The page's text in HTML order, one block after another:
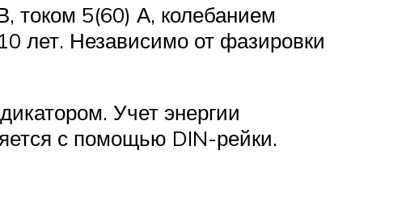
током 5(60) А, колебанием
лет. Независимо от фазировки
Учет энергии
с помощью DIN-рейки.